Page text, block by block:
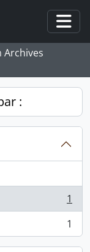
Archives
:
1
1